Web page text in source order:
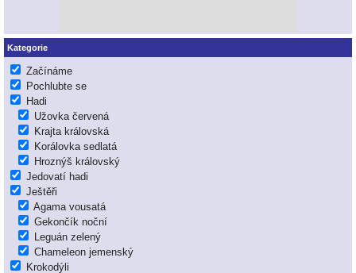
Kategorie
Začínáme
Pochlubte se
Hadi
Užovka červená
Krajta královská
Korálovka sedlatá
Hroznýš královský
Jedovatí hadi
Ještěři
Agama vousatá
Gekončík noční
Leguán zelený
Chameleon jemenský
Krokodýli